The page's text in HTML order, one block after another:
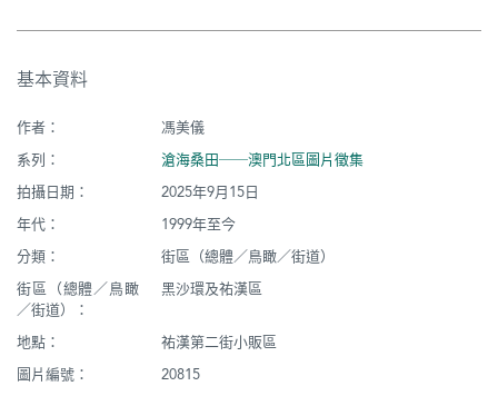
市
基本資料
作者：
馮美儀
系列：
滄海桑田──澳門北區圖片徵集
拍攝日期：
2025年9月15日
年代：
1999年至今
分類：
街區（總體／鳥瞰／街道）
街區（總體／鳥瞰
／街道）：
黑沙環及祐漢區
地點：
祐漢第二街小販區
圖片編號：
20815